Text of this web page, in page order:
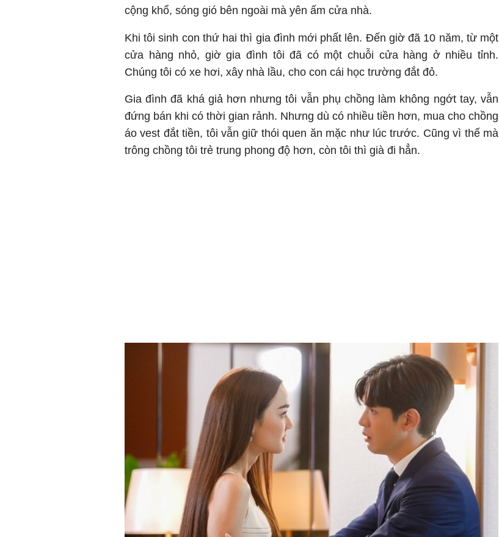
cộng khổ, sóng gió bên ngoài mà yên ấm cửa nhà.
Khi tôi sinh con thứ hai thì gia đình mới phất lên. Đến giờ đã 10 năm, từ một
cửa hàng nhỏ, giờ gia đình tôi đã có một chuỗi cửa hàng ở nhiều tỉnh.
Chúng tôi có xe hơi, xây nhà lầu, cho con cái học trường đắt đỏ.
Gia đình đã khá giả hơn nhưng tôi vẫn phụ chồng làm không ngớt tay, vẫn
đứng bán khi có thời gian rảnh. Nhưng dù có nhiều tiền hơn, mua cho chồng
áo vest đắt tiền, tôi vẫn giữ thói quen ăn mặc như lúc trước. Cũng vì thế mà
trông chồng tôi trẻ trung phong độ hơn, còn tôi thì già đi hẳn.